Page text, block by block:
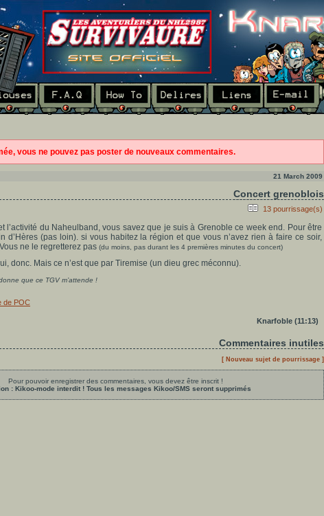
vous ne pouvez pas poster de nouveaux commentaires.
21 March 2009
Concert grenoblois
13 pourrissage(s)
l’activité du Naheulband, vous savez que je suis à Grenoble ce week end. Pour être
d’Hères (pas loin). si vous habitez la région et que vous n’avez rien à faire ce soir,
ne le regretterez pas (du moins, pas durant les 4 premières minutes du concert)
donc. Mais ce n’est que par Tiremise (un dieu grec méconnu).
que ce TGV m’attende !
de POC
Knarfoble (11:13)
Commentaires inutiles
[ Nouveau sujet de pourrissage ]
Pour pouvoir enregistrer des commentaires, vous devez être inscrit !
: Kikoo-mode interdit ! Tous les messages Kikoo/SMS seront supprimés